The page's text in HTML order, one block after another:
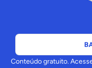
Conteúdo gratuito.